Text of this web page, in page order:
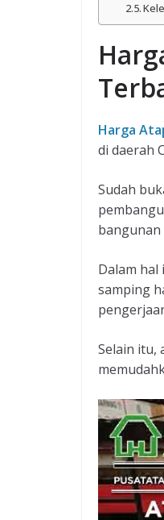
Harga
di daerah
Sudah
Dalam
samping
Selain itu,